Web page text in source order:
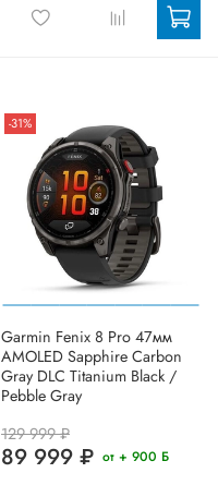
-31%
Garmin Fenix 8 Pro 47мм
AMOLED Sapphire Carbon
Gray DLC Titanium Black /
Pebble Gray
129 999 ₽
89 999 ₽ от + 900 Б